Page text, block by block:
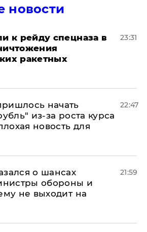
новости
к рейду спецназа в
ракетных
23:31
начать
из-за роста курса
новость для
22:47
о шансах
обороны и
не выходит на
21:59